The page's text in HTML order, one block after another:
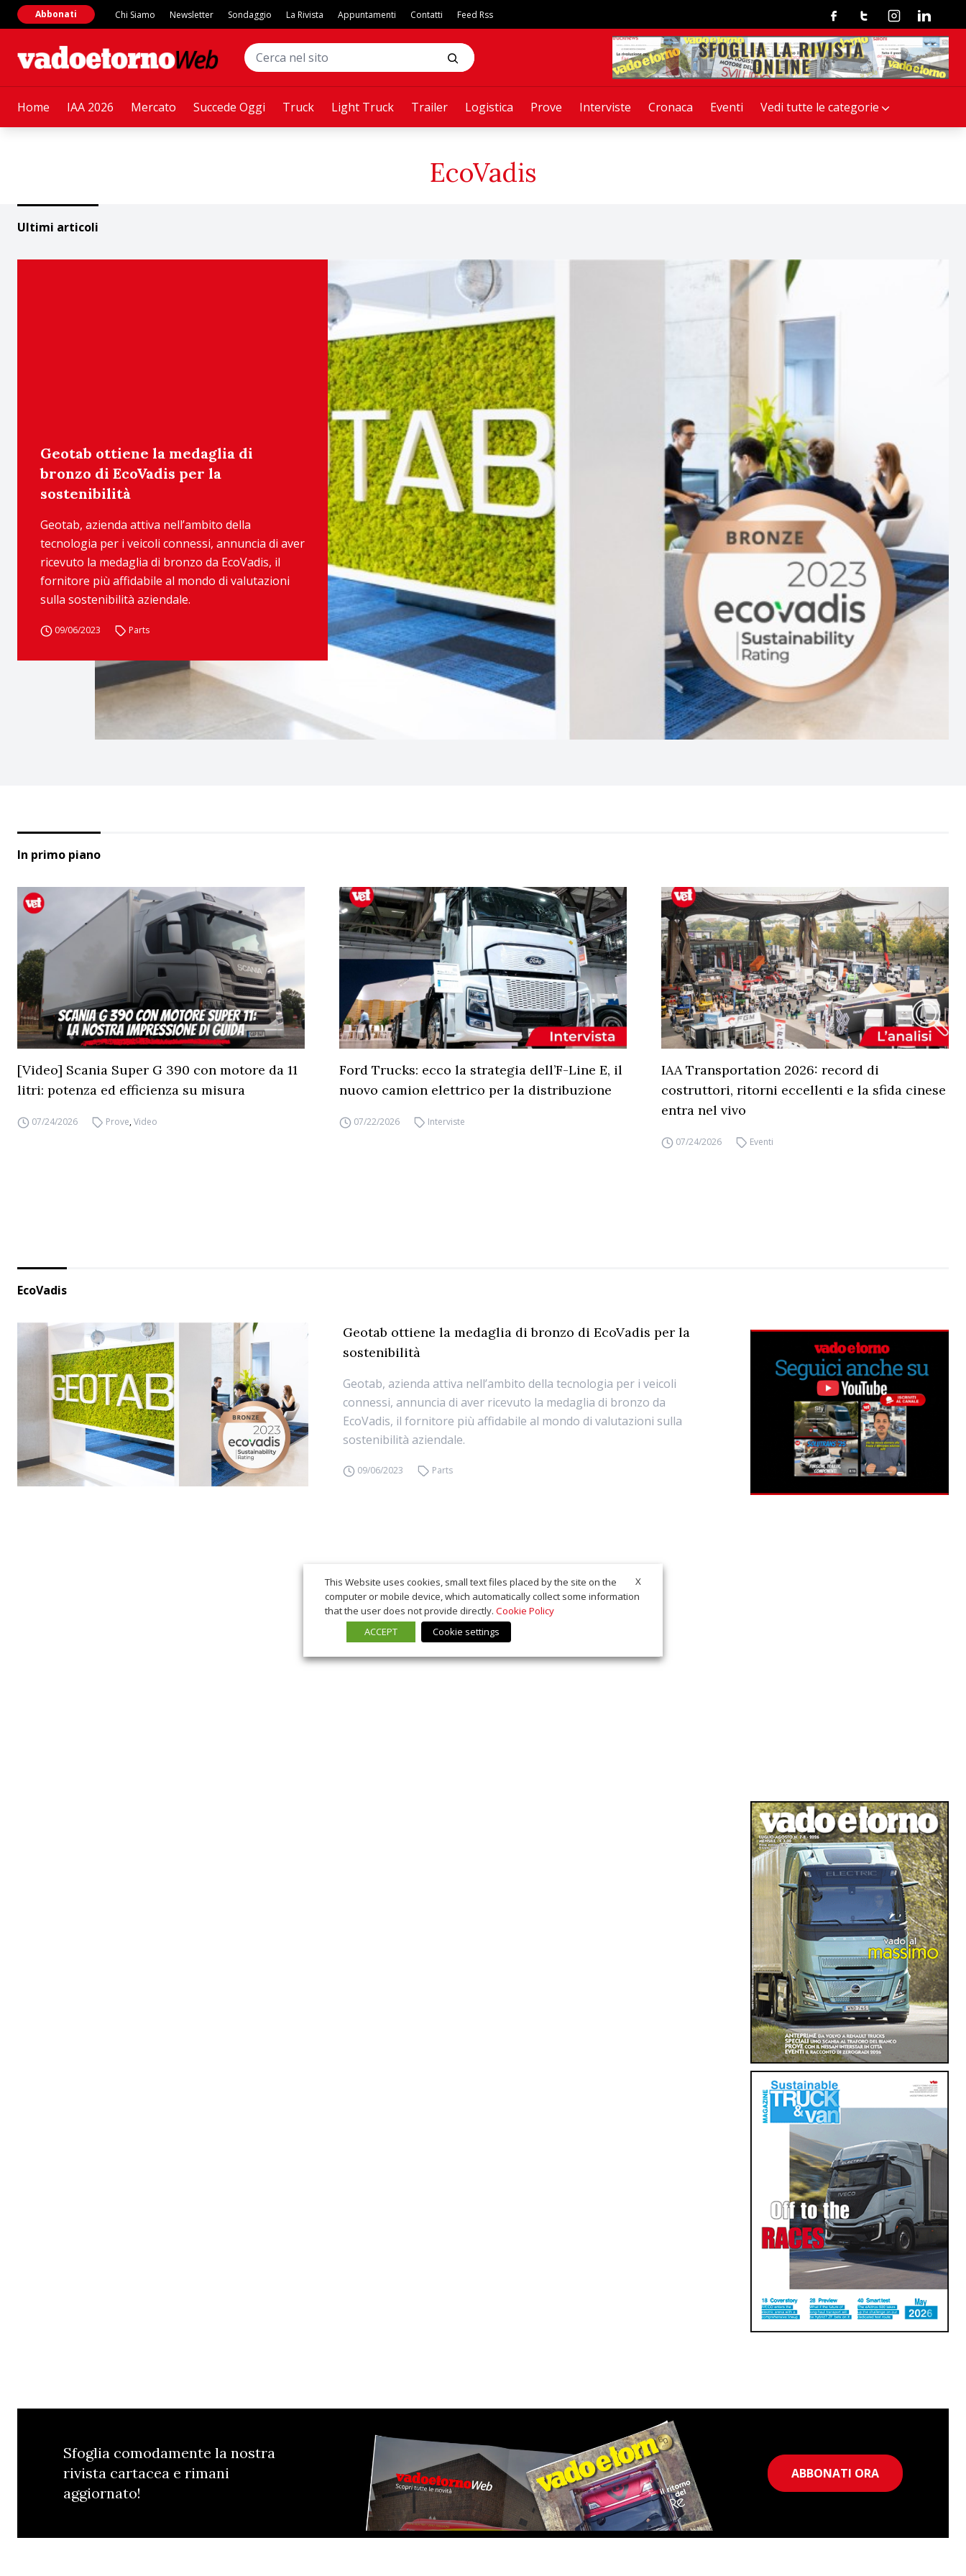
Home IAA 2026 Mercato Succede Oggi Truck Light Truck Trailer Logistica Prove Interviste Cronaca Eventi Vedi tutte le categorie
Abbonati Chi Siamo Newsletter Sondaggio La Rivista Appuntamenti Contatti Feed Rss FacebookTwitterInstagramLinkedin
EcoVadis
Ultimi articoli
Geotab ottiene la medaglia di
bronzo di EcoVadis per la
sostenibilità
Geotab, azienda attiva nell’ambito della
tecnologia per i veicoli connessi, annuncia di aver
ricevuto la medaglia di bronzo da EcoVadis, il
fornitore più affidabile al mondo di valutazioni
sulla sostenibilità aziendale.
09/06/2023 Parts
In primo piano
[Video] Scania Super G 390 con motore da 11
litri: potenza ed efficienza su misura
07/24/2026 Prove,Video
Ford Trucks: ecco la strategia dell’F-Line E, il
nuovo camion elettrico per la distribuzione
07/22/2026 Interviste
IAA Transportation 2026: record di
costruttori, ritorni eccellenti e la sfida cinese
entra nel vivo
07/24/2026 Eventi
EcoVadis
Geotab ottiene la medaglia di bronzo di EcoVadis per la
sostenibilità
Geotab, azienda attiva nell’ambito della tecnologia per i veicoli
connessi, annuncia di aver ricevuto la medaglia di bronzo da
EcoVadis, il fornitore più affidabile al mondo di valutazioni sulla
sostenibilità aziendale.
09/06/2023 Parts
Sfoglia comodamente la nostra
rivista cartacea e rimani
aggiornato!
ABBONATI ORA
X
This Website uses cookies, small text files placed by the site on the
computer or mobile device, which automatically collect some information
that the user does not provide directly. Cookie Policy
ACCEPT
Cookie settings